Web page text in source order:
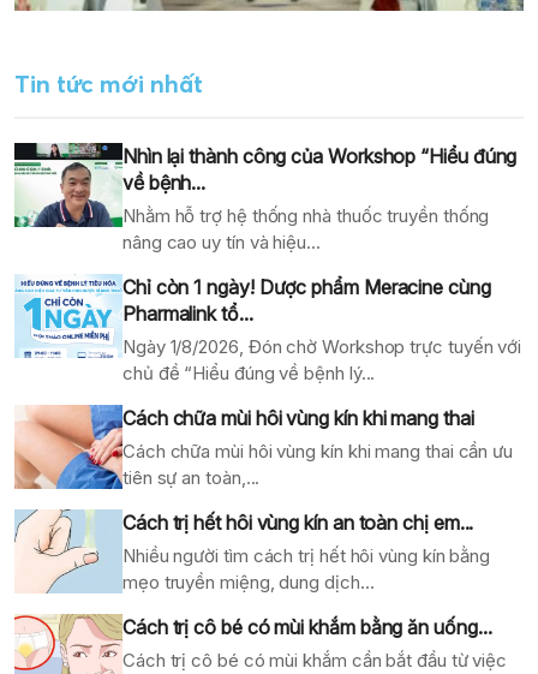
Tin tức mới nhất
Nhìn lại thành công của Workshop “Hiểu đúng
về bệnh...
Nhằm hỗ trợ hệ thống nhà thuốc truyền thống
nâng cao uy tín và hiệu...
Chỉ còn 1 ngày! Dược phẩm Meracine cùng
Pharmalink tổ...
Ngày 1/8/2026, Đón chờ Workshop trực tuyến với
chủ đề “Hiểu đúng về bệnh lý...
Cách chữa mùi hôi vùng kín khi mang thai
Cách chữa mùi hôi vùng kín khi mang thai cần ưu
tiên sự an toàn,...
Cách trị hết hôi vùng kín an toàn chị em...
Nhiều người tìm cách trị hết hôi vùng kín bằng
mẹo truyền miệng, dung dịch...
Cách trị cô bé có mùi khắm bằng ăn uống...
Cách trị cô bé có mùi khắm cần bắt đầu từ việc